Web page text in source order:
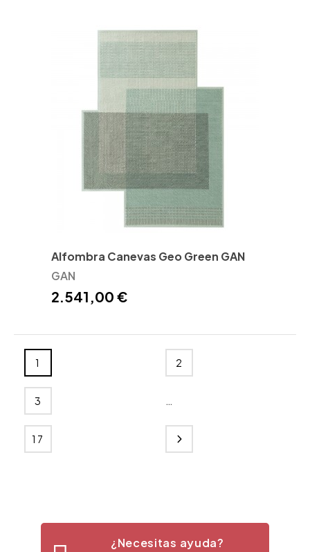
Alfombra Canevas Geo Green GAN
GAN
2.541,00 €
1 2
3 …
17
¿Necesitas ayuda?